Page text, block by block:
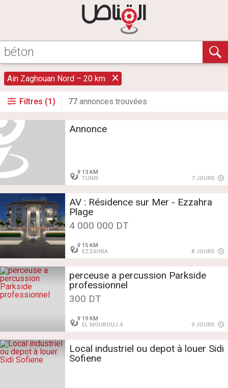
Ain Zaghouan Nord – 20 km
Filtres (1) 77 annonces trouvées
Annonce
13 KM
TUNIS
7 JOURS
AV : Résidence sur Mer - Ezzahra
Plage
4 000 000 DT
15 KM
EZZAHRA
8 JOURS
perceuse a percussion Parkside
professionnel
300 DT
19 KM
EL MOUROUJ 4
9 JOURS
Local industriel ou depot à louer Sidi
Sofiene